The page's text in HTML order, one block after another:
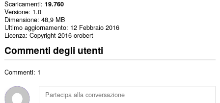
Scaricamenti 19.760
Versione 1.0
Dimensione 48,9 MB
Ultimo aggiornamento 12 Febbraio 2016
Licenza Copyright 2016 orobert
Commenti degli utenti
Commenti: 1